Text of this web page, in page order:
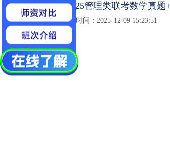
12025管理类联考数学真题
发布时间：2025-12-09 15:23:51